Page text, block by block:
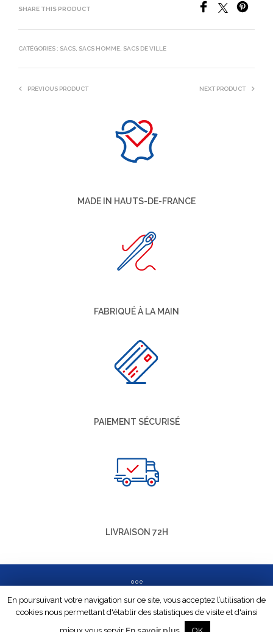
SHARE THIS PRODUCT
CATÉGORIES : SACS SACS HOMME SACS DE VILLE
PREVIOUS PRODUCT NEXT PRODUCT
MADE IN HAUTS-DE-FRANCE
FABRIQUÉ À LA MAIN
PAIEMENT SÉCURISÉ
LIVRAISON 72H
Conditions Générales De Vente
Mentions légales| Site web réalisé par Réflexible
En poursuivant votre navigation sur ce site, vous acceptez l’utilisation de
cookies nous permettant d'établir des statistiques de visite et d'ainsi